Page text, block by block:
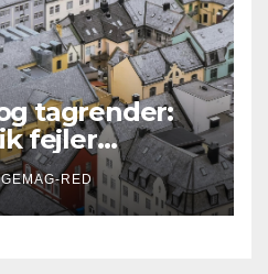
tagrender:
fejler
zinkRED